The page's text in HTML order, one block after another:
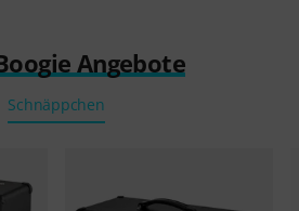
Angebote
Schnäppchen